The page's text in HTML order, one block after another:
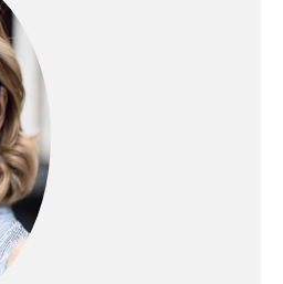
2-EN-1 : Effectuez un
et une vérification
de votre pression
afin de surveiller
votre cœur sans
à sortir de chez vous
RÉSULTATS ECG
ET FACILES À
: Le
bras OMRON
les résultats
vous. Recevez un